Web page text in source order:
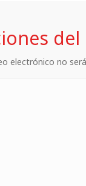
electrónico no